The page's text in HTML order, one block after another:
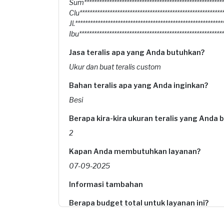
Jasa teralis apa yang Anda butuhkan?
Ukur dan buat teralis custom
Bahan teralis apa yang Anda inginkan?
Besi
Berapa kira-kira ukuran teralis yang Anda
2
Kapan Anda membutuhkan layanan?
07-09-2025
Informasi tambahan
Berapa budget total untuk layanan ini?